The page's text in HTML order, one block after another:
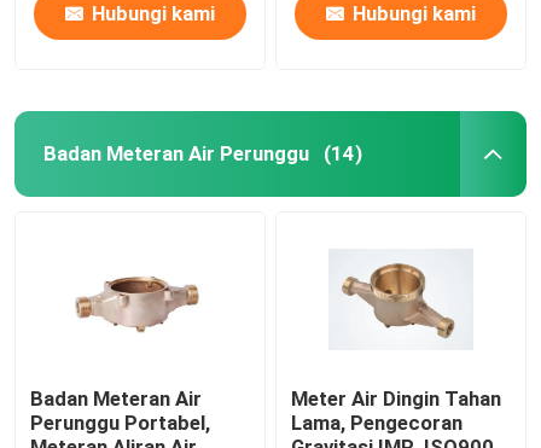
Hubungi kami Hubungi kami
Badan Meteran Air Perunggu (14)
Badan Meteran Air
Perunggu Portabel,
Meter Air Dingin Tahan
Lama, Pengecoran